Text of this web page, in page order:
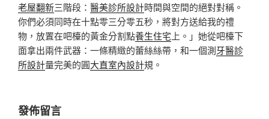
老屋翻新三階段： 醫美診所設計時間與空間的絕對對稱。
你們必須同時在十點零三分零五秒，將對方送給我的禮
物，放置在吧檯的黃金分割點養生住宅 上。」她從吧檯下
面拿出兩件武器：一條精緻的蕾絲絲帶，和一個測牙醫診
所設計量完美的圓大直室內設計規。
發佈留言